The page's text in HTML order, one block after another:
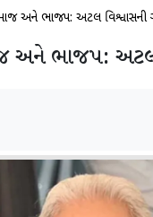
અને ભાજપ: અટલ વિશ્વાસની
અને ભાજપ: અટલ